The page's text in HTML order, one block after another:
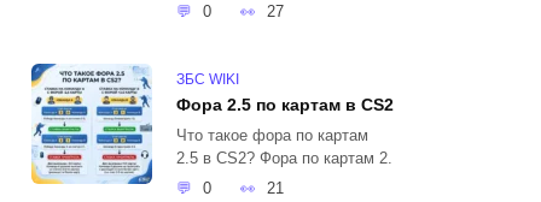
0
27
ЗБС WIKI
Фора 2.5 по картам в CS2
Что такое фора по картам
2.5 в CS2? Фора по картам 2.
0
21